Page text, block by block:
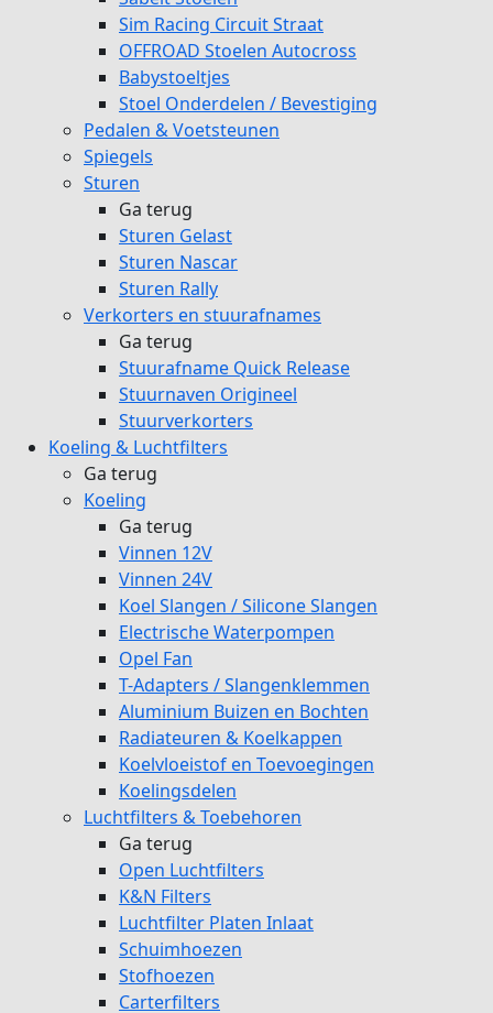
Sim Racing Circuit Straat
OFFROAD Stoelen Autocross
Babystoeltjes
Stoel Onderdelen / Bevestiging
Pedalen & Voetsteunen
Spiegels
Sturen
Ga terug
Sturen Gelast
Sturen Nascar
Sturen Rally
Verkorters en stuurafnames
Ga terug
Stuurafname Quick Release
Stuurnaven Origineel
Stuurverkorters
Koeling & Luchtfilters
Ga terug
Koeling
Ga terug
Vinnen 12V
Vinnen 24V
Koel Slangen / Silicone Slangen
Electrische Waterpompen
Opel Fan
T-Adapters / Slangenklemmen
Aluminium Buizen en Bochten
Radiateuren & Koelkappen
Koelvloeistof en Toevoegingen
Koelingsdelen
Luchtfilters & Toebehoren
Ga terug
Open Luchtfilters
K&N Filters
Luchtfilter Platen Inlaat
Schuimhoezen
Stofhoezen
Carterfilters